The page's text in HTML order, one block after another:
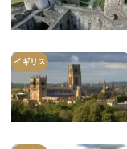
イギリス